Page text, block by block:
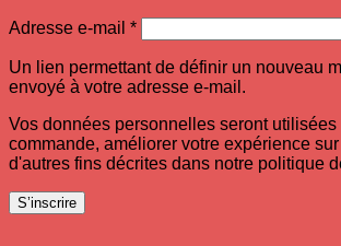
Adresse e-mail *Obligatoire
Un lien permettant de définir un nouveau
envoyé à votre adresse e-mail.
Vos données personnelles seront utilisées
commande, améliorer votre expérience
d'autres fins décrites dans notre politique
S’inscrire